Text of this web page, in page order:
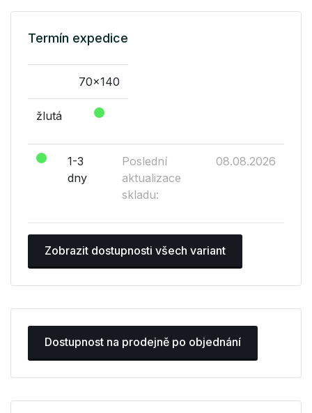
Termín expedice
70x140
žlutá
1-3
dny
Poslední
aktualizace
skladu:
08.08.2026
Zobrazit dostupnosti všech variant
Dostupnost na prodejně po objednání